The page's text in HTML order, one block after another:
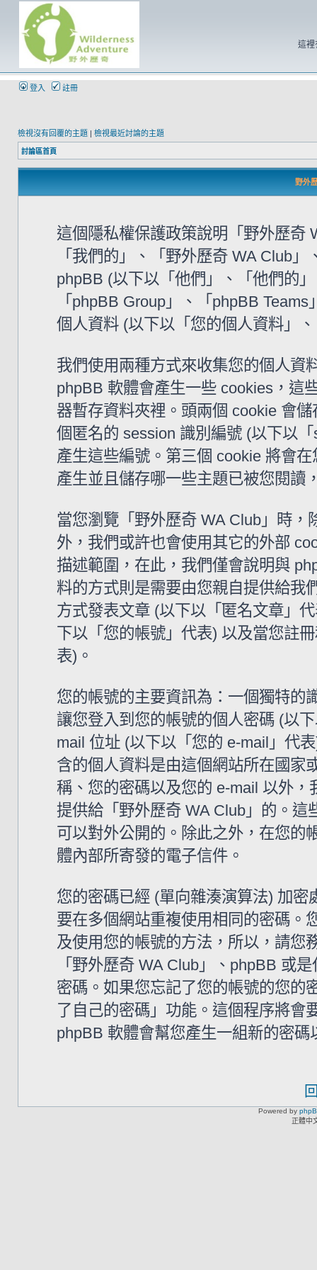
這裡
登入 註冊
檢視沒有回覆的主題 | 檢視最近討論的主題
討論區首頁
野外
這個隱私權保護政策說明「野外歷奇
「我們的」、「野外歷奇 WA Club
phpBB (以下以「他們」、「他們的
「phpBB Group」、「phpBB
個人資料 (以下以「您的個人資料」
我們使用兩種方式來收集您的個人資
phpBB 軟體會產生一些 cookies，這
器暫存資料夾裡。頭兩個 cookie 會
個匿名的 session 識別編號 (以下以
產生這些編號。第三個 cookie 將會
產生並且儲存哪一些主題已被您閱讀
當您瀏覽「野外歷奇 WA Club」時
外，我們或許也會使用其它的外部
描述範圍，在此，我們僅會說明與
料的方式則是需要由您親自提供給我
方式發表文章 (以下以「匿名文章」
下以「您的帳號」代表) 以及當您註
表)。
您的帳號的主要資訊為：一個獨特的
讓您登入到您的帳號的個人密碼 (以
mail 位址 (以下以「您的 e-mail」代
含的個人資料是由這個網站所在國家
稱、您的密碼以及您的 e-mail 以外
提供給「野外歷奇 WA Club」的。
可以對外公開的。除此之外，在您的
體內部所寄發的電子信件。
您的密碼已經 (單向雜湊演算法) 加
要在多個網站重複使用相同的密碼。
及使用您的帳號的方法，所以，請您
「野外歷奇 WA Club」、phpBB 或
密碼。如果您忘記了您的帳號的您的
了自己的密碼」功能。這個程序將會
phpBB 軟體會幫您產生一組新的密
Powered by
正體中